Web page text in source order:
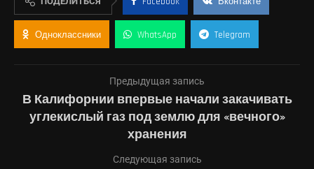
Одноклассники WhatsApp Telegram
Предыдущая запись
В Калифорнии впервые начали закачивать
углекислый газ под землю для «вечного»
хранения
Следующая запись